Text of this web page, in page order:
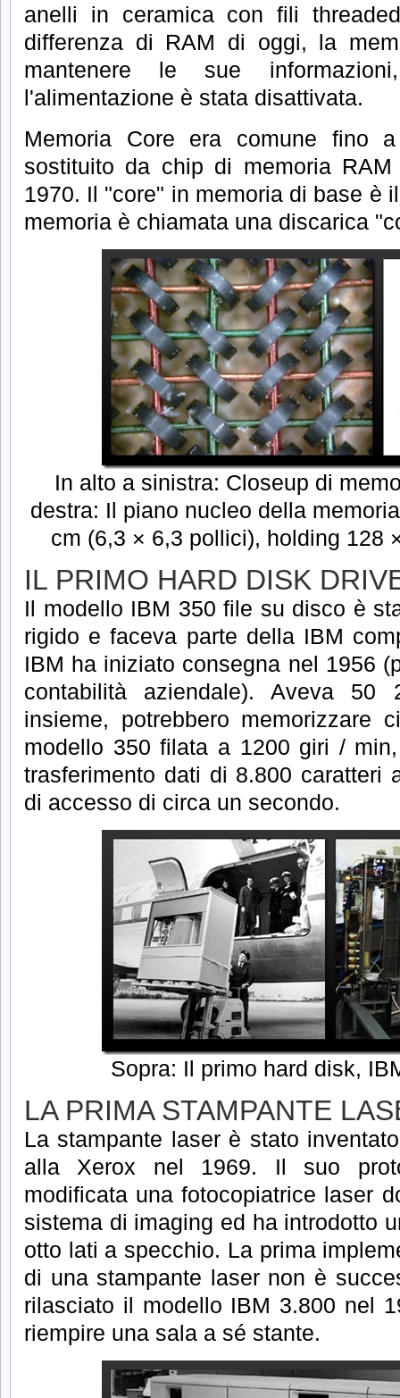
anelli in ceramica con fili
differenza di RAM di oggi, la
mantenere le sue
l'alimentazione è stata disattivata.
Memoria Core era comune fino
sostituito da chip di memoria
1970. Il "core" in memoria di base è
memoria è chiamata una discarica
In alto a sinistra: Closeup di
destra: Il piano nucleo della
cm (6,3 × 6,3 pollici), holding 128
IL PRIMO HARD DISK
Il modello IBM 350 file su disco è
rigido e faceva parte della IBM
IBM ha iniziato consegna nel 1956
contabilità aziendale).
Aveva 50
insieme, potrebbero memorizzare
modello 350 filata a 1200 giri /
trasferimento dati di 8.800 caratteri
di accesso di circa un secondo.
Sopra: Il primo hard disk,
LA PRIMA STAMPANTE
La stampante laser è stato
alla Xerox nel 1969.
Il suo
modificata una fotocopiatrice laser
sistema di imaging ed ha introdotto
otto lati a specchio. La prima
di una stampante laser non è
rilasciato il modello IBM 3.800 nel
riempire una sala a sé stante.